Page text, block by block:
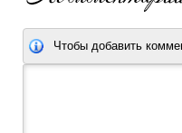
Чтобы добавить